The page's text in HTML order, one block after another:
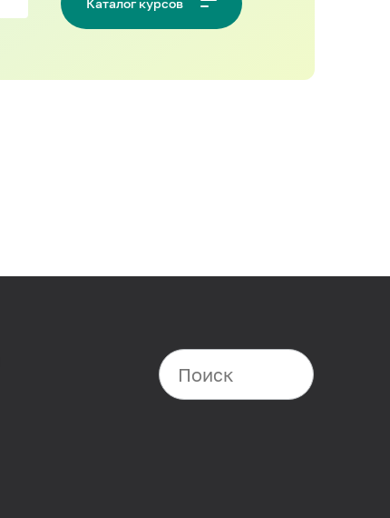
Каталог курсов